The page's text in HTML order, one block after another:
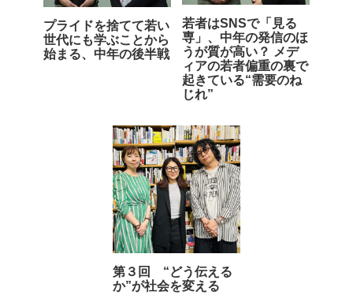
プライドを捨てて若い
世代にも学ぶことから
始まる、中年の後半戦
若者はSNSで「見る
専」、中年の発信のほ
うが質が高い？ メデ
ィアの若者偏重の裏で
起きている“需要のね
じれ”
第３回 “どう伝える
か”が社会を変える